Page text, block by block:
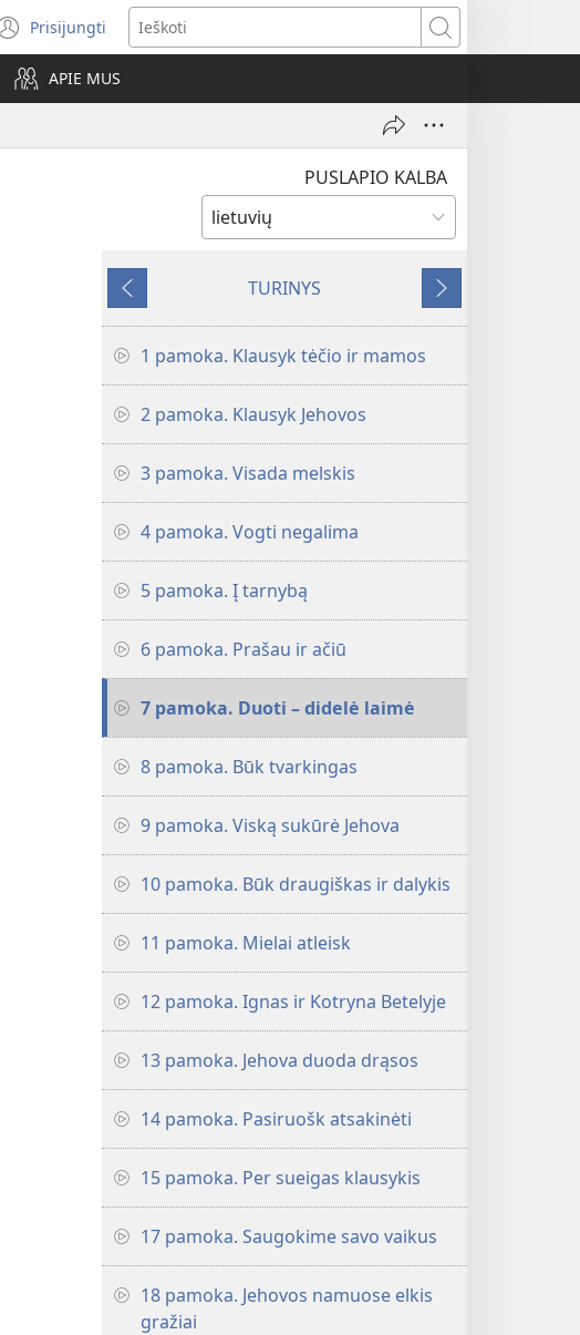
Prisijungti
(atsiveria
naujas
langas)
Ieškoti
APIE MUS
PUSLAPIO KALBA
Ankstesnis
TURINYS
Tolesnis
1 pamoka. Klausyk tėčio ir mamos
2 pamoka. Klausyk Jehovos
3 pamoka. Visada melskis
4 pamoka. Vogti negalima
5 pamoka. Į tarnybą
6 pamoka. Prašau ir ačiū
7 pamoka. Duoti – didelė laimė
8 pamoka. Būk tvarkingas
9 pamoka. Viską sukūrė Jehova
10 pamoka. Būk draugiškas ir dalykis
11 pamoka. Mielai atleisk
12 pamoka. Ignas ir Kotryna Betelyje
13 pamoka. Jehova duoda drąsos
14 pamoka. Pasiruošk atsakinėti
15 pamoka. Per sueigas klausykis
17 pamoka. Saugokime savo vaikus
18 pamoka. Jehovos namuose elkis
gražiai